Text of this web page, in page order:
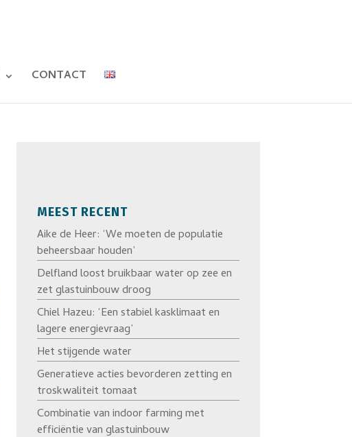
CONTACT
MEEST RECENT
Aike de Heer: ‘We moeten de populatie
beheersbaar houden’
Delfland loost bruikbaar water op zee en
zet glastuinbouw droog
Chiel Hazeu: ‘Een stabiel kasklimaat en
lagere energievraag’
Het stijgende water
Generatieve acties bevorderen zetting en
troskwaliteit tomaat
Combinatie van indoor farming met
efficiëntie van glastuinbouw